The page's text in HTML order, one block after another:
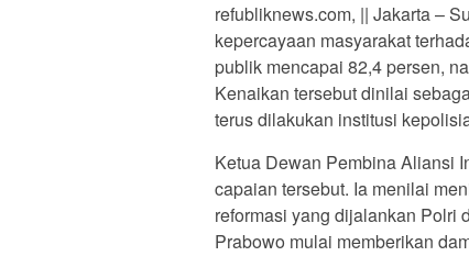
refubliknews.com, || Jakarta –
kepercayaan masyarakat
publik mencapai 82,4 persen,
Kenaikan tersebut dinilai
terus dilakukan institusi
Ketua Dewan Pembina Aliansi
capaian tersebut. Ia menilai
reformasi yang dijalankan Polri
Prabowo mulai memberikan